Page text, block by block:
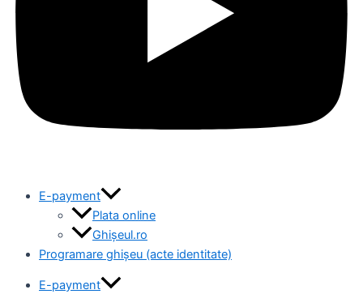
E-payment
Plata online
Ghișeul.ro
Programare ghișeu (acte identitate)
E-payment